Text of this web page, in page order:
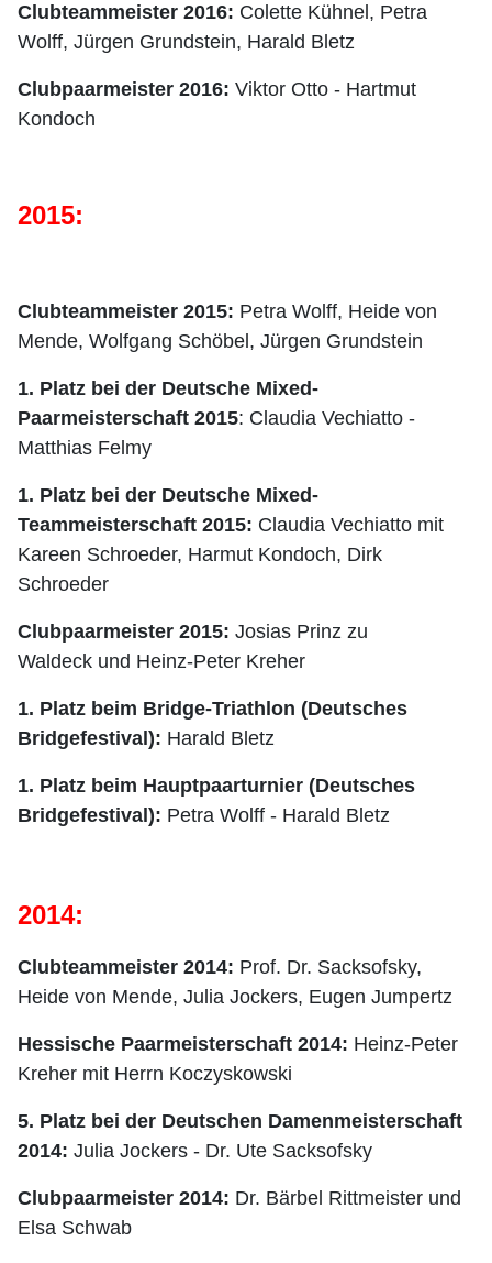
Clubteammeister 2016: Colette Kühnel, Petra
Wolff, Jürgen Grundstein, Harald Bletz
Clubpaarmeister 2016: Viktor Otto - Hartmut
Kondoch
2015:
Clubteammeister 2015: Petra Wolff, Heide von
Mende, Wolfgang Schöbel, Jürgen Grundstein
1. Platz bei der Deutsche Mixed-
Paarmeisterschaft 2015: Claudia Vechiatto -
Matthias Felmy
1. Platz bei der Deutsche Mixed-
Teammeisterschaft 2015: Claudia Vechiatto mit
Kareen Schroeder, Harmut Kondoch, Dirk
Schroeder
Clubpaarmeister 2015: Josias Prinz zu
Waldeck und Heinz-Peter Kreher
1. Platz beim Bridge-Triathlon (Deutsches
Bridgefestival): Harald Bletz
1. Platz beim Hauptpaarturnier (Deutsches
Bridgefestival): Petra Wolff - Harald Bletz
2014:
Clubteammeister 2014: Prof. Dr. Sacksofsky,
Heide von Mende, Julia Jockers, Eugen Jumpertz
Hessische Paarmeisterschaft 2014: Heinz-Peter
Kreher mit Herrn Koczyskowski
5. Platz bei der Deutschen Damenmeisterschaft
2014: Julia Jockers - Dr. Ute Sacksofsky
Clubpaarmeister 2014: Dr. Bärbel Rittmeister und
Elsa Schwab